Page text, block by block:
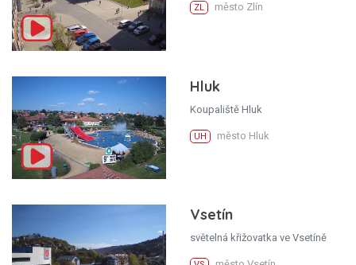
ZL město Zlín
Hluk
Koupaliště Hluk
UH město Hluk
Vsetín
světelná křižovatka ve Vsetíně